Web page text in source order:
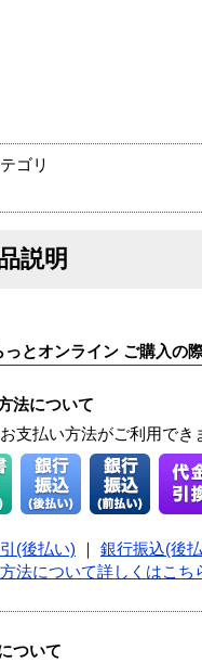
ゴリ
説明
っとオンライン ご購入の
法について
支払い方法がご利用でき
(後払い) 銀行振込(後
法について詳しくはこち
ついて